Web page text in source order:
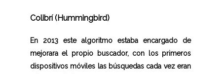
Colibrí (Hummingbird)
En 2013 este algoritmo estaba encargado de
mejorara el propio buscador, con los primeros
dispositivos móviles las búsquedas cada vez eran